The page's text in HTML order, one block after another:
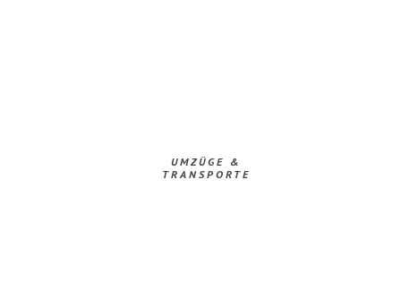
UMZÜGE &
TRANSPORTE